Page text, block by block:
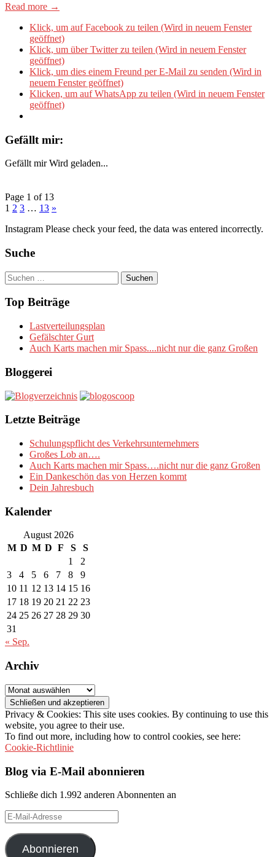
Read more →
Klick, um auf Facebook zu teilen (Wird in neuem Fenster
geöffnet)
Klick, um über Twitter zu teilen (Wird in neuem Fenster
geöffnet)
Klick, um dies einem Freund per E-Mail zu senden (Wird in
neuem Fenster geöffnet)
Klicken, um auf WhatsApp zu teilen (Wird in neuem Fenster
geöffnet)
Gefällt mir:
Gefällt mir Wird geladen...
Page 1 of 13
1 2 3 … 13 »
Instagram Please check your feed, the data was entered incorrectly.
Suche
Suchen
nach:
Top Beiträge
Lastverteilungsplan
Gefälschter Gurt
Auch Karts machen mir Spass....nicht nur die ganz Großen
Bloggerei
Letzte Beiträge
Schulungspflicht des Verkehrsunternehmers
Großes Lob an….
Auch Karts machen mir Spass….nicht nur die ganz Großen
Ein Dankeschön das von Herzen kommt
Dein Jahresbuch
Kalender
August 2026
M D M D F S
S
1
2
3
4 5 6 7 8
9
10 11 12 13 14 15 16
17 18 19 20 21 22 23
24 25 26 27 28 29 30
31
« Sep.
Archiv
Archiv
Privacy & Cookies: This site uses cookies. By continuing to use this
website, you agree to their use.
To find out more, including how to control cookies, see here:
Cookie-Richtlinie
Blog via E-Mail abonnieren
Schließe dich 1.992 anderen Abonnenten an
E-
Mail-
Adresse
Abonnieren